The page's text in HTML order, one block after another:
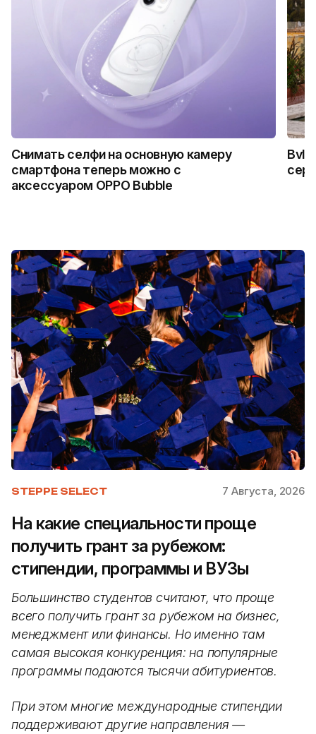
Снимать селфи на основную камеру
смартфона теперь можно с
аксессуаром OPPO Bubble
STEPPE SELECT 7 Августа, 2026
На какие специальности проще
получить грант за рубежом:
стипендии, программы и ВУЗы
Большинство студентов считают, что проще
всего получить грант за рубежом на бизнес,
менеджмент или финансы. Но именно там
самая высокая конкуренция: на популярные
программы подаются тысячи абитуриентов.
При этом многие международные стипендии
поддерживают другие направления —